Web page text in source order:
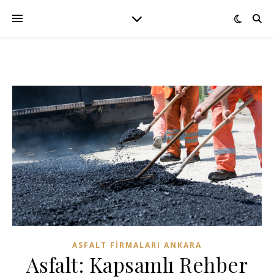
ASFALT FIRMALARI ANKARA
Asfalt: Kapsamlı Rehber